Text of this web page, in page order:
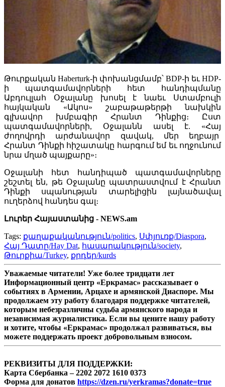
Թուրքական Haberturk-ի փոխանցմամբ՝ BDP-ի եւ HDP-
ի պատգամավորների հետ հանդիպմանը
Աբդուլլահ Օջալանը խոսել է նաեւ Ստամբուլի
հայկական «Ակոս» շաբաթաթերթի նախկին
գլխավոր խմբագիր Հրանտ Դինքից։ Ըստ
պատգամավորների, Օջալանն ասել է. «Հայ
ժողովրդի արժանավոր զավակ, մեր եղբայր
Հրանտ Դինքի հիշատակը հարգում եմ եւ ողջունում
նրա մղած պայքարը»։
Օջալանի հետ հանդիպած պատգամավորները
շեշտել են, թե Օջալանը պատրաստվում է Հրանտ
Դինքի սպանության տարելիցին լայնածավալ
ուղերձով հանդես գալ։
Լուրեր Հայաստանից - NEWS.am
Tags: քաղաքականություն/politics, Սփյուռք/Diaspora,
Հայ Դատը/Hay Dat, հասարակություն/society,
Թուրքիա/Turkey, քրդեր/kurds
Уважаемые читатели! Уже более тридцати лет
Информационный центр «Еркрамас» рассказывает о
событиях в Армении, Арцахе и армянской Диаспоре. Мы
продолжаем эту работу благодаря поддержке читателей,
которым небезразличны судьба армянского народа и
независимая журналистика. Если вы цените нашу работу
и хотите, чтобы «Еркрамас» продолжал развиваться, вы
можете поддержать проект добровольным взносом.
РЕКВИЗИТЫ ДЛЯ ПОДДЕРЖКИ:
Карта Сбербанка – 2202 2072 1610 0373
Форма для донатов https://dzen.ru/yerkramas?donate=true